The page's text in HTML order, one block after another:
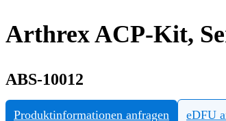
Arthrex ACP-Kit,
ABS-10012
Produktinformationen anfragen eDFU